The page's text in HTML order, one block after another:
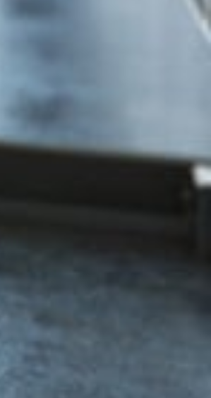
PENTRU BAIA
Lungimi de 400 - 1000 mm!